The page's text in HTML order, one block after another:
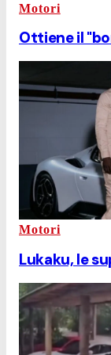
Motori
Ottiene il
Motori
Lukaku, le